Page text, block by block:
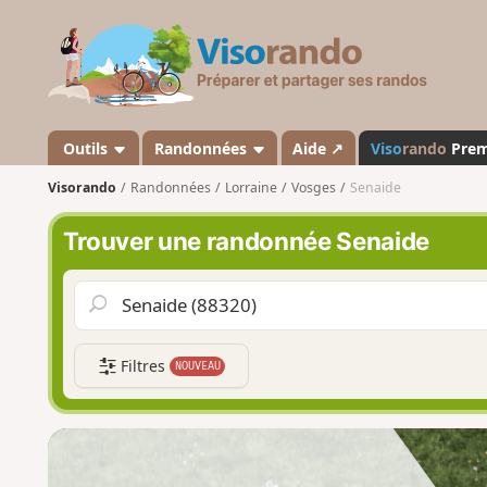
s
a
n
o
Outils Randonnées Aide ↗ Visorando
Visorando Randonnées Lorraine Vosges Senaide
Trouver une randonnée Senaide
Filtres NOUVEAU